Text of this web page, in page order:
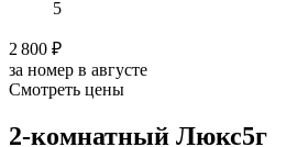
5
2 800 ₽
за номер в августе
Смотреть цены
2-комнатный Люкс5г